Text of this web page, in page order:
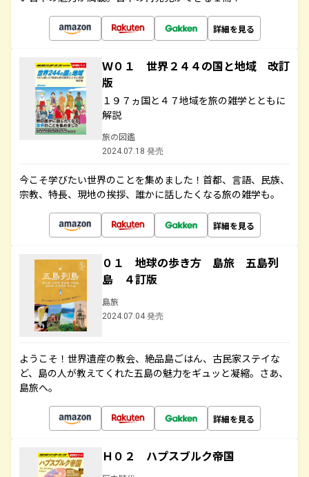
詳細を見る
Ｗ０１ 世界２４４の国と地域 改訂
版
１９７ヵ国と４７地域を旅の雑学とともに
解説
旅の図鑑
2024.07.18 発売
今こそ学びたい世界のことを集めました！首都、言語、民族、
宗教、特長、現地の挨拶、誰かに話したくなる旅の雑学も。
詳細を見る
０１ 地球の歩き方 島旅 五島列
島 ４訂版
島旅
2024.07.04 発売
ようこそ！世界遺産の教会、絶品島ごはん、古民家ステイな
ど、島の人が教えてくれた五島の魅力をギュッと凝縮。さあ、
島旅へ。
詳細を見る
Ｈ０２ ハプスブルク帝国